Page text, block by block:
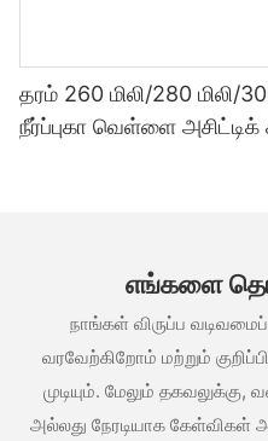
தரம் 260 மிலி/280 மிலி/
நீர்ப்புகா வெள்ளை அசிட்டிக்
எங்களை
நாங்கள் விருப்ப
வரவேற்கிறோம் மற்றும்
முடியும். மேலும்
அல்லது நேரடியாக